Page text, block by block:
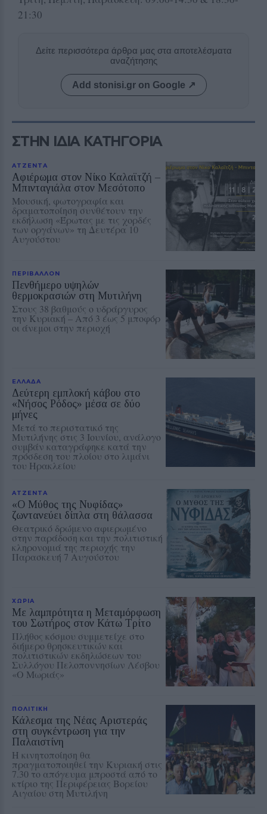
21:30
Δείτε περισσότερα άρθρα μας στα αποτελέσματα
αναζήτησης
Add stonisi.gr on Google ↗
ΣΤΗΝ ΙΔΙΑ ΚΑΤΗΓΟΡΙΑ
ΑΤΖΕΝΤΑ
Αφιέρωμα στον Νίκο Καλαϊτζή –
Μπινταγιάλα στον Μεσότοπο
Μουσική, φωτογραφία και
δραματοποίηση συνθέτουν την
εκδήλωση «Έρωτας με τις χορδές
των οργάνων» τη Δευτέρα 10
Αυγούστου
ΠΕΡΙΒΑΛΛΟΝ
Πενθήμερο υψηλών
θερμοκρασιών στη Μυτιλήνη
Στους 38 βαθμούς ο υδράργυρος
την Κυριακή – Από 3 έως 5 μποφόρ
οι άνεμοι στην περιοχή
ΕΛΛΑΔΑ
Δεύτερη εμπλοκή κάβου στο
«Νήσος Ρόδος» μέσα σε δύο
μήνες
Μετά το περιστατικό της
Μυτιλήνης στις 3 Ιουνίου, ανάλογο
συμβάν καταγράφηκε κατά την
πρόσδεση του πλοίου στο λιμάνι
του Ηρακλείου
ΑΤΖΕΝΤΑ
«Ο Μύθος της Νυφίδας»
ζωντανεύει δίπλα στη θάλασσα
Θεατρικό δρώμενο αφιερωμένο
στην παράδοση και την πολιτιστική
κληρονομιά της περιοχής την
Παρασκευή 7 Αυγούστου
ΧΩΡΙΑ
Με λαμπρότητα η Μεταμόρφωση
του Σωτήρος στον Κάτω Τρίτο
Πλήθος κόσμου συμμετείχε στο
διήμερο θρησκευτικών και
πολιτιστικών εκδηλώσεων του
Συλλόγου Πελοποννησίων Λέσβου
«Ο Μωριάς»
ΠΟΛΙΤΙΚΗ
Κάλεσμα της Νέας Αριστεράς
στη συγκέντρωση για την
Παλαιστίνη
Η κινητοποίηση θα
πραγματοποιηθεί την Κυριακή στις
7.30 το απόγευμα μπροστά από το
κτίριο της Περιφέρειας Βορείου
Αιγαίου στη Μυτιλήνη